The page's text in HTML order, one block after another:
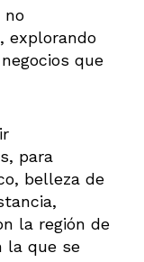
no
explorando
que
para
belleza de
la región de
la que se